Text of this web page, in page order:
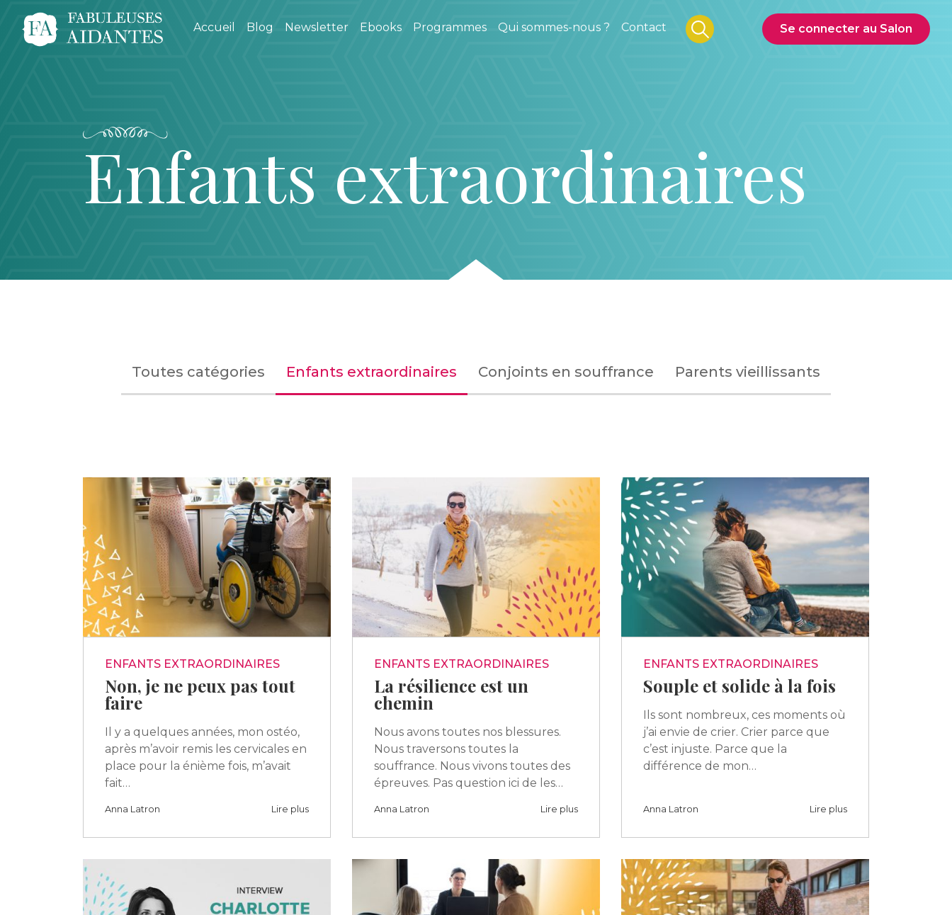
Accueil Blog Newsletter Ebooks Programmes Qui sommes-nous ? Contact Se connecter au Salon
Enfants extraordinaires
Toutes catégories Enfants extraordinaires Conjoints en souffrance Parents vieillissants
ENFANTS EXTRAORDINAIRES
Non, je ne peux pas tout
faire
Il y a quelques années, mon ostéo,
après m’avoir remis les cervicales en
place pour la énième fois, m’avait
fait…
Anna Latron Lire plus
ENFANTS EXTRAORDINAIRES
La résilience est un
chemin
Nous avons toutes nos blessures.
Nous traversons toutes la
souffrance. Nous vivons toutes des
épreuves. Pas question ici de les…
Anna Latron Lire plus
ENFANTS EXTRAORDINAIRES
Souple et solide à la fois
Ils sont nombreux, ces moments où
j’ai envie de crier. Crier parce que
c’est injuste. Parce que la
différence de mon…
Anna Latron Lire plus